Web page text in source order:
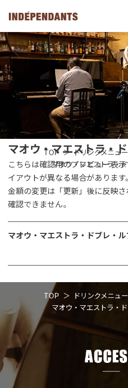
TOP ドリンクメニュー
マオウ・マエストラ・
マオウ・マエストラ・
こちらは確認用のプレビュー表
イアウトが異なる場合があります。
金額の変更は「更新」後に反映
確認できません。
マオウ・マエストラ・ドブレ・ル
TOP ドリンクメニュー
マオウ・マエストラ・